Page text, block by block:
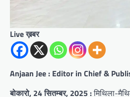
Live ख़बर
Anjaan Jee : Editor in Chief &
बोकारो, 24 सितम्बर, 2025 :मिथिला-